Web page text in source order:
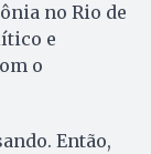
no Rio de
e
o
Então,